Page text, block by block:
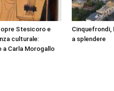
Stesicoro e
culturale:
Carla Morogallo
Cinquefrondi,
a splendere